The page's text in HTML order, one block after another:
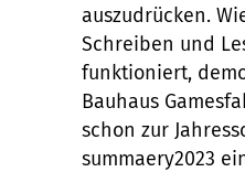
auszudrücken.
Schreiben und
funktioniert,
Bauhaus
schon zur
summaery2023